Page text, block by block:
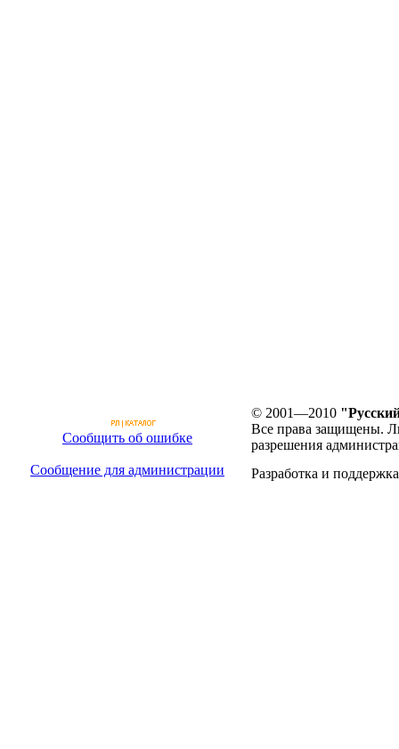
Сообщить об ошибке
Сообщение для администрации
© 2001—2010
Все права защищены.
разрешения
Разработка и